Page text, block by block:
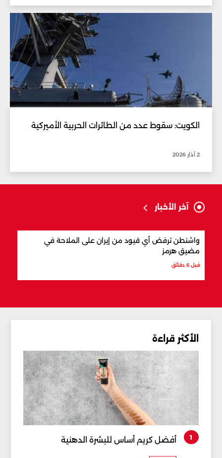
الكويت: سقوط عدد من الطائرات الحربية الأميركية
2 آذار 2026
آخر الأخبار
واشنطن ترفض أي قيود من إيران على الملاحة في
مضيق هرمز
قبل 6 دقائق
الأكثر قراءة
1 أفضل كريم أساس للبشرة الدهنية